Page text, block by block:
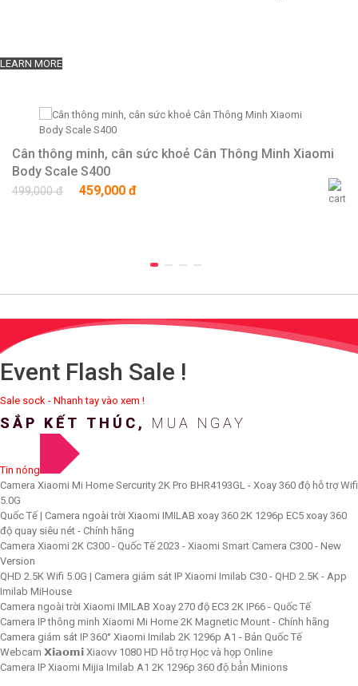
LEARN MORE
Cân thông minh, cân sức khoẻ Cân Thông Minh Xiaomi
Body Scale S400
499,000 đ 459,000 đ
Event Flash Sale !
Sale sock - Nhanh tay vào xem !
SẮP KẾT THÚC, MUA NGAY
Tin nóng
Camera Xiaomi Mi Home Sercurity 2K Pro BHR4193GL - Xoay 360 độ hỗ trợ Wifi
5.0G
Quốc Tế | Camera ngoài trời Xiaomi IMILAB xoay 360 2K 1296p EC5 xoay 360
độ quay siêu nét - Chính hãng
Camera Xiaomi 2K C300 - Quốc Tế 2023 - Xiaomi Smart Camera C300 - New
Version
QHD 2.5K Wifi 5.0G | Camera giám sát IP Xiaomi Imilab C30 - QHD 2.5K - App
Imilab MiHouse
Camera ngoài trời Xiaomi IMILAB Xoay 270 độ EC3 2K IP66 - Quốc Tế
Camera IP thông minh Xiaomi Mi Home 2K Magnetic Mount - Chính hãng
Camera giám sát IP 360° Xiaomi Imilab 2K 1296p A1 - Bản Quốc Tế
Webcam 𝗫𝗶𝗮𝗼𝗺𝗶 Xiaovv 1080 HD Hỗ trợ Học và họp Online
Camera IP Xiaomi Mijia Imilab A1 2K 1296p 360 độ bả̉n Minions